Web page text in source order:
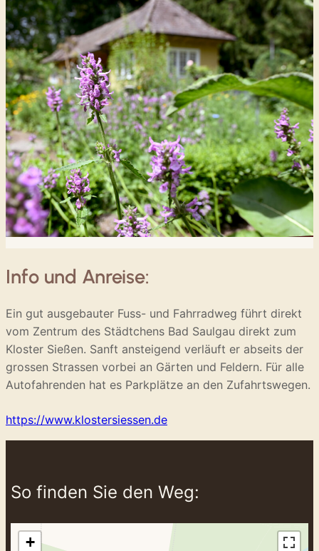
Info und Anreise:
Ein gut ausgebauter Fuss- und Fahrradweg führt direkt
vom Zentrum des Städtchens Bad Saulgau direkt zum
Kloster Sießen. Sanft ansteigend verläuft er abseits der
grossen Strassen vorbei an Gärten und Feldern. Für alle
Autofahrenden hat es Parkplätze an den Zufahrtswegen.
https://www.klostersiessen.de
So finden Sie den Weg:
+